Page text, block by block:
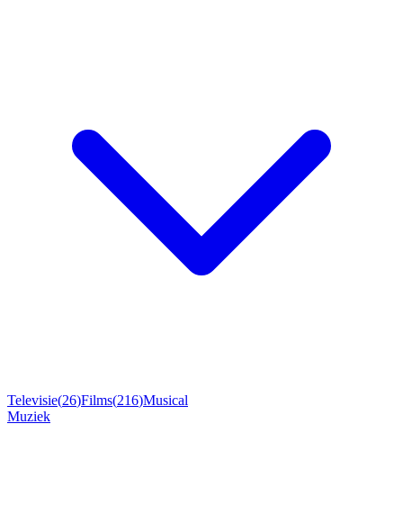
Televisie(26)Films(216)Musical
Muziek